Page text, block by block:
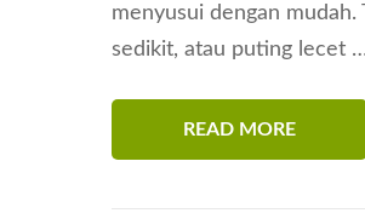
menyusui dengan
sedikit, atau puting lecet
READ MORE